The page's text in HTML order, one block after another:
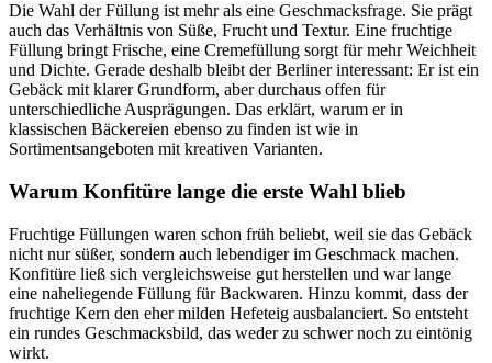
Die Wahl der Füllung ist mehr als eine Geschmacksfrage. Sie prägt
auch das Verhältnis von Süße, Frucht und Textur. Eine fruchtige
Füllung bringt Frische, eine Cremefüllung sorgt für mehr Weichheit
und Dichte. Gerade deshalb bleibt der Berliner interessant: Er ist ein
Gebäck mit klarer Grundform, aber durchaus offen für
unterschiedliche Ausprägungen. Das erklärt, warum er in
klassischen Bäckereien ebenso zu finden ist wie in
Sortimentsangeboten mit kreativen Varianten.
Warum Konfitüre lange die erste Wahl blieb
Fruchtige Füllungen waren schon früh beliebt, weil sie das Gebäck
nicht nur süßer, sondern auch lebendiger im Geschmack machen.
Konfitüre ließ sich vergleichsweise gut herstellen und war lange
eine naheliegende Füllung für Backwaren. Hinzu kommt, dass der
fruchtige Kern den eher milden Hefeteig ausbalanciert. So entsteht
ein rundes Geschmacksbild, das weder zu schwer noch zu eintönig
wirkt.